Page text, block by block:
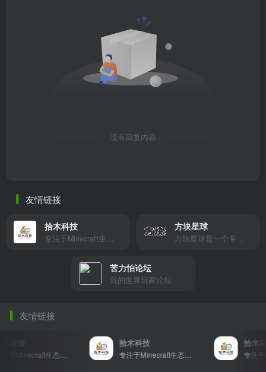
没有回复内容
友情链接
拾木科技
专注于Minecraft生态建设
方块星球
方块星球是一个专注于我的世界的中文论坛，提供丰富的资源分享、玩家交流和创意展示，包括地图、皮肤、数据包等内容，打造Minecraft玩家的专属社区乐园！
苦力怕论坛
我的世界玩家论坛
友情链接
专注于Minecraft生态建设
拾木科技
专注于Minecraft生态建设
拾木科